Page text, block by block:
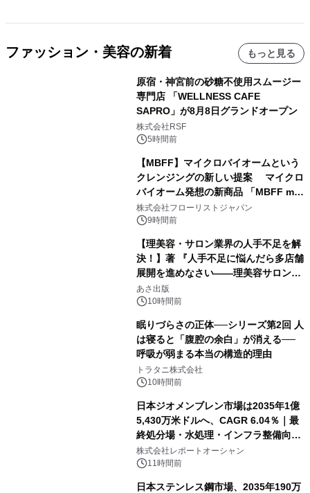
ファッション・美容の新着 もっと見る
原宿・神宮前の砂糖不使用スムージー
専門店 「WELLNESS CAFE
SAPRO」が8月8日グランドオープン
株式会社RSF
5時間前
【MBFF】マイクロバイオームという
クレンジングの新しい提案 マイクロ
バイオーム発想の新商品 「MBFF mb
クレンジングPRO」を2026年8月6日
発売
株式会社フローリストジャパン
9時間前
【理美容・サロン業界の人手不足を解
決！】著 『人手不足に悩んだら多店舗
展開を進めなさい――理美容サロン
「多店舗展開」の教科書』2026年8月
24日（月）発売
あさ出版
10時間前
眠りづらさの正体──シリーズ第2回 人
は寝ると「腹腔の余白」が消える──
呼吸が弱まる本当の構造的理由
トラタニ株式会社
10時間前
日本ジオメンブレン市場は2035年1億
5,430万米ドルへ、CAGR 6.04％｜最
終処分場・水処理・インフラ整備向け
需要拡大
株式会社レポートオーシャン
11時間前
日本ステンレス鋼市場、2035年190万